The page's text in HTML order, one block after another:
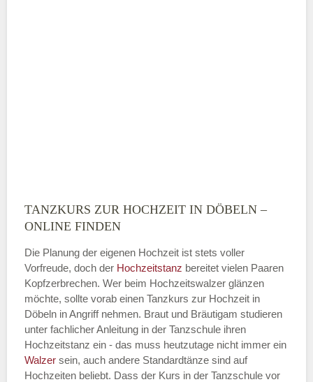
Montag
—
ÖFFNUNGSZEITEN HINZUFÜGEN
Dienstag
TANZKURS ZUR HOCHZEIT IN DÖBELN –
ONLINE FINDEN
Die Planung der eigenen Hochzeit ist stets voller
Vorfreude, doch der Hochzeitstanz bereitet vielen Paaren
Kopfzerbrechen. Wer beim Hochzeitswalzer glänzen
möchte, sollte vorab einen Tanzkurs zur Hochzeit in
Döbeln in Angriff nehmen. Braut und Bräutigam studieren
unter fachlicher Anleitung in der Tanzschule ihren
Hochzeitstanz ein - das muss heutzutage nicht immer ein
Walzer sein, auch andere Standardtänze sind auf
Hochzeiten beliebt. Dass der Kurs in der Tanzschule vor